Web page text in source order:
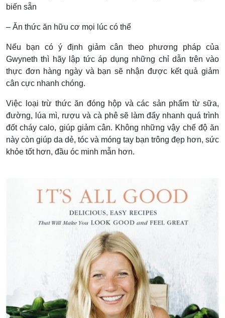
biến sẵn
– Ăn thức ăn hữu cơ mọi lúc có thể
Nếu bạn có ý định giảm cân theo phương pháp của
Gwyneth thì hãy lập tức áp dụng những chỉ dẫn trên vào
thực đơn hàng ngày và bạn sẽ nhận được kết quả giảm
cân cực nhanh chóng.
Việc loại trừ thức ăn đóng hộp và các sản phẩm từ sữa,
đường, lúa mì, rượu và cà phê sẽ làm đẩy nhanh quá trình
đốt cháy calo, giúp giảm cân. Không những vậy chế độ ăn
này còn giúp da dẻ, tóc và móng tay bạn trông đẹp hơn, sức
khỏe tốt hơn, đầu óc minh mẫn hơn.